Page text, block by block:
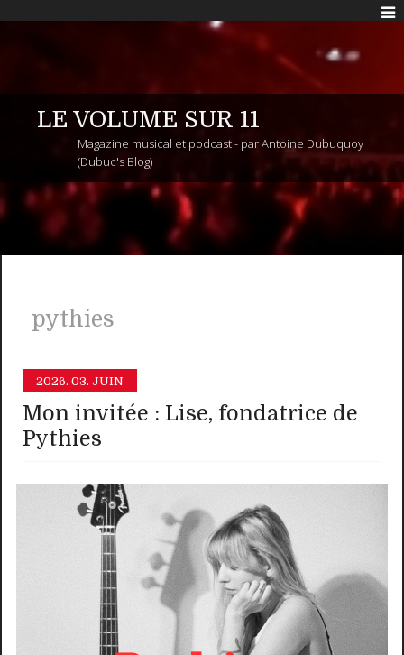
LE VOLUME SUR 11
Magazine musical et podcast - par Antoine Dubuquoy
(Dubuc's Blog)
pythies
2026. 03. JUIN
Mon invitée : Lise, fondatrice de
Pythies